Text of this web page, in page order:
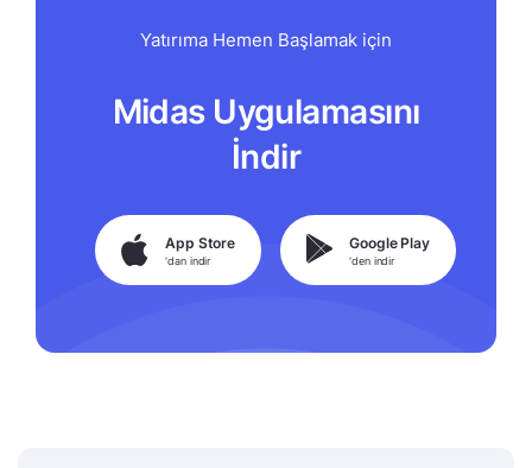
Yatırıma Hemen Başlamak için
Midas Uygulamasını
İndir
App Store
'dan indir
Google Play
'den indir